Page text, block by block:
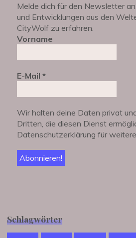
Melde dich für den Newsletter
und Entwicklungen aus den
CityWolf zu erfahren.
Vorname
E-Mail*
Wir halten deine Daten privat
Dritten, die diesen Dienst
Datenschutzerklärung für
Schlagwörter